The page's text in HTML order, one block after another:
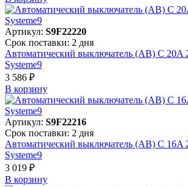
Артикул: S9F22220
Срок поставки: 2 дня
Автоматический выключатель (АВ) C 20A
Systeme9
3 586 ₽
В корзинy
Артикул: S9F22216
Срок поставки: 2 дня
Автоматический выключатель (АВ) C 16A
Systeme9
3 019 ₽
В корзинy